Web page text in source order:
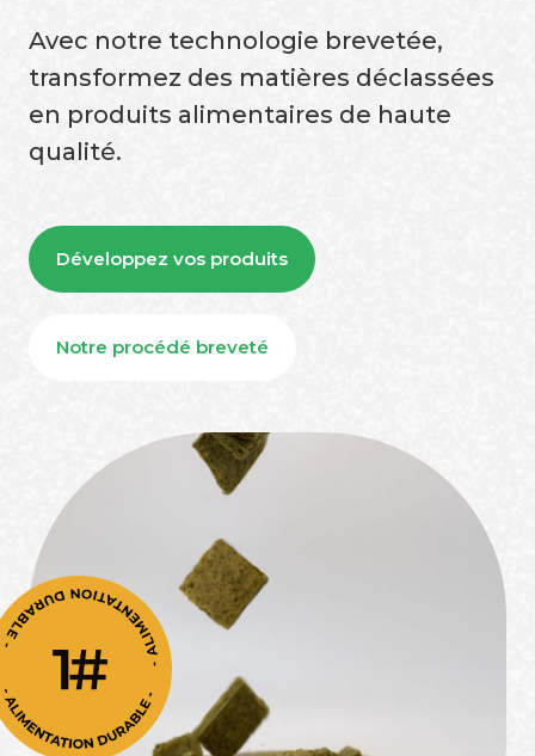
Avec notre technologie brevetée,
transformez des matières déclassées
en produits alimentaires de haute
qualité.
Développez vos produits
Notre procédé breveté